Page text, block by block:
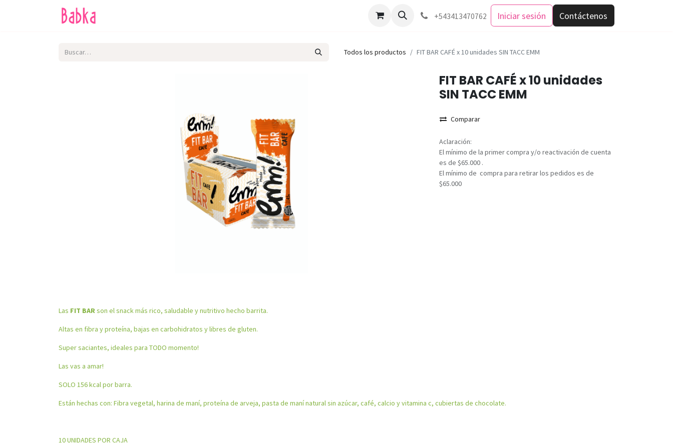
Como comprar +543413470762 Iniciar sesión Contáctenos
Todos los productos FIT BAR CAFÉ x 10 unidades SIN TACC EMM
FIT BAR CAFÉ x 10 unidades
SIN TACC EMM
Comparar
Aclaración:
El mínimo de la primer compra y/o reactivación de cuenta
es de $65.000 .
El mínimo de compra para retirar los pedidos es de
$65.000
Las FIT BARson el snack más rico, saludable y nutritivo hecho barrita.
Altas en fibra y proteína, bajas en carbohidratos y libres de gluten.
Super saciantes, ideales para TODO momento!
Las vas a amar!
SOLO 156 kcal por barra.
Están hechas con: Fibra vegetal, harina de maní, proteína de arveja, pasta de maní natural sin azúcar, café, calcio y vitamina c, cubiertas de chocolate.
10 UNIDADES POR CAJA